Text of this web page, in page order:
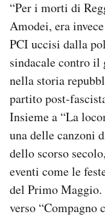
“Per i morti di
Amodei, era
PCI uccisi dalla
sindacale contro
nella storia
partito post-
Insieme a “La
una delle canzoni
dello scorso
eventi come le
del Primo
verso